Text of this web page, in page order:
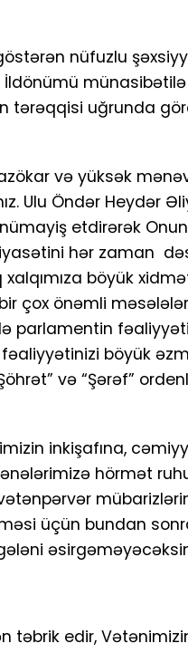
nüfuzlu
İldönümü
tərəqqisi uğrunda
və yüksək
Ulu Öndər Heydər
etdirərək
hər zaman
böyük
çox önəmli
parlamentin
böyük
və “Şərəf”
inkişafına,
hörmət
üçün bundan
təbrik edir,